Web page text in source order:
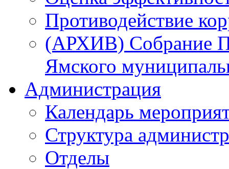
Противодействие
(АРХИВ) Собрание
Ямского
Администрация
Календарь
Структура
Отделы